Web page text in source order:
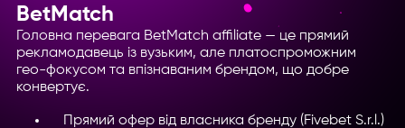
BetMatch
Головна перевага BetMatch affiliate — це прямий
рекламодавець із вузьким, але платоспроможним
гео-фокусом та впізнаваним брендом, що добре
конвертує.
Прямий офер від власника бренду (Fivebet S.r.l.)